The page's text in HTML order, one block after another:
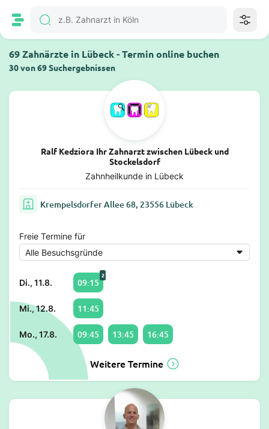
69 Zahnärzte in Lübeck - Termin online buchen
30 von 69 Suchergebnissen
Ralf Kedziora Ihr Zahnarzt zwischen Lübeck und
Stockelsdorf
Zahnheilkunde in Lübeck
Krempelsdorfer Allee 68, 23556 Lübeck
Freie Termine für
Di., 11.8. 09:15
2
Mi., 12.8. 11:45
Mo., 17.8. 09:45 13:45 16:45
Weitere Termine